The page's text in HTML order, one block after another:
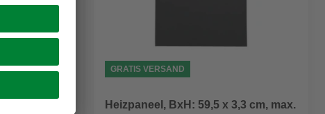
GRATIS VERSAND
Heizpaneel, BxH: 59,5 x 3,3 cm, max.